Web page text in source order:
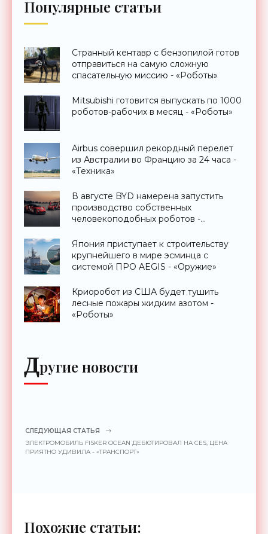
Популярные статьи
Странный кентавр с бензопилой готов
отправиться на самую сложную
спасательную миссию - «Роботы»
Mitsubishi готовится выпускать по 1000
роботов-рабочих в месяц - «Роботы»
Airbus совершил рекордный перелет
из Австралии во Францию за 24 часа -
«Техника»
В августе BYD намерена запустить
производство собственных
человекоподобных роботов -
Япония приступает к строительству
крупнейшего в мире эсминца с
системой ПРО AEGIS - «Оружие»
Криоробот из США будет тушить
лесные пожары жидким азотом -
«Роботы»
Другие новости
СЛЕДУЮЩАЯ СТАТЬЯ
ЭЛЕКТРОМОБИЛЬ FISKER OCEAN ДЕБЮТИРОВАЛ НА CES, ЦЕНА
ПРИЯТНО УДИВИЛА - «ТРАНСПОРТ»
Похожие статьи: